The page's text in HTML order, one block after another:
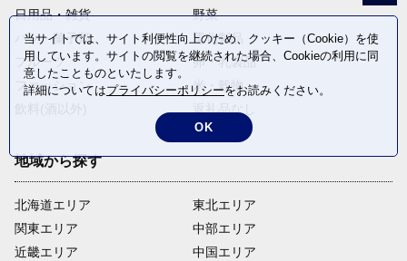
日用品・雑貨
野菜
パン・菓子類
電化製品
フルーツ
卵・乳製品
ファッション
米・穀物
地域から探す
北海道エリア
関東エリア
近畿エリア
東北エリア
中部エリア
中国エリア
当サイトでは、サイト利便性向上のため、クッキー（Cookie）を使
用しています。サイトの閲覧を継続された場合、Cookieの利用に同
意したことものといたします。
詳細についてはプライバシーポリシーをお読みください。
OK